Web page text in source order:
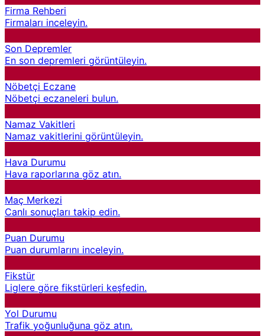
Firma Rehberi
Firmaları inceleyin.
Son Depremler
En son depremleri görüntüleyin.
Nöbetçi Eczane
Nöbetçi eczaneleri bulun.
Namaz Vakitleri
Namaz vakitlerini görüntüleyin.
Hava Durumu
Hava raporlarına göz atın.
Maç Merkezi
Canlı sonuçları takip edin.
Puan Durumu
Puan durumlarını inceleyin.
Fikstür
Liglere göre fikstürleri keşfedin.
Yol Durumu
Trafik yoğunluğuna göz atın.